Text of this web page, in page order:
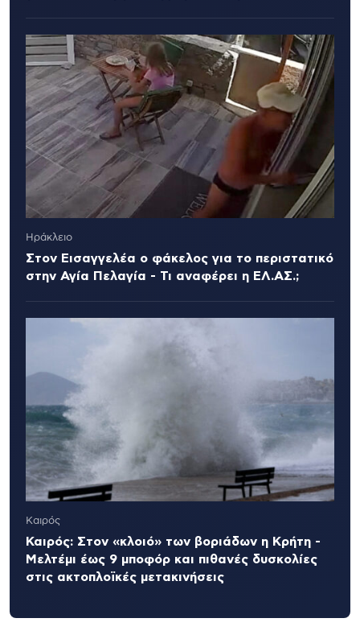
Ηράκλειο
Στον Εισαγγελέα ο φάκελος για το περιστατικό
στην Αγία Πελαγία - Τι αναφέρει η ΕΛ.ΑΣ.;
Καιρός
Καιρός: Στον «κλοιό» των βοριάδων η Κρήτη -
Μελτέμι έως 9 μποφόρ και πιθανές δυσκολίες
στις ακτοπλοϊκές μετακινήσεις